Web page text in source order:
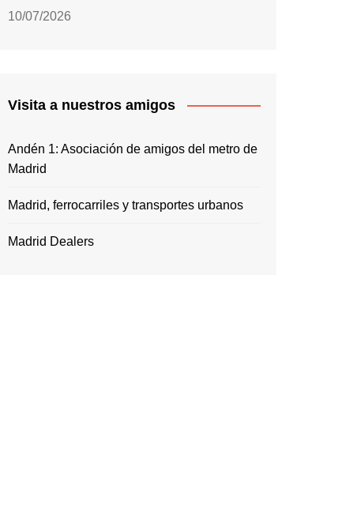
10/07/2026
Visita a nuestros amigos
Andén 1: Asociación de amigos del metro de
Madrid
Madrid, ferrocarriles y transportes urbanos
Madrid Dealers